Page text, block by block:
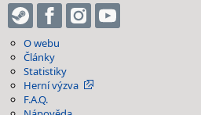
O webu
Články
Statistiky
Herní výzva
F.A.Q.